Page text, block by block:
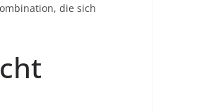
die sich